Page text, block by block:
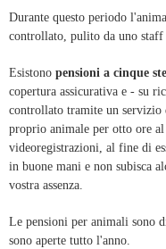
Durante questo periodo
controllato, pulito da uno
Esistono pensioni a cinque
copertura assicurativa e - su
controllato tramite un servizio
proprio animale per otto ore
videoregistrazioni, al fine di
in buone mani e non subisca
vostra assenza.
Le pensioni per animali sono
sono aperte tutto l'anno.